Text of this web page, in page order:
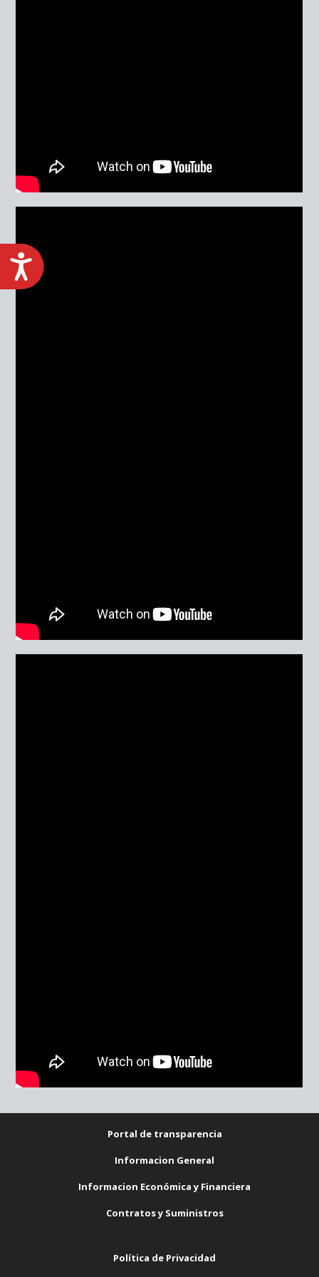
ACCESIBILIDAD
Portal de transparencia
Informacion General
Informacion Económica y Financiera
Contratos y Suministros
Política de Privacidad